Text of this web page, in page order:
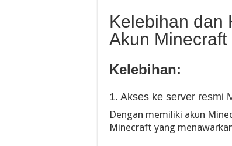
Kelebihan dan
Akun Minecraft
Kelebihan:
1. Akses ke server resmi
Dengan memiliki akun
Minecraft yang